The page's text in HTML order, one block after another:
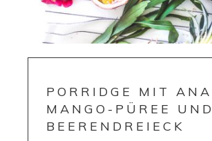
PORRIDGE MIT
MANGO-PÜREE UND
BEERENDREIECK